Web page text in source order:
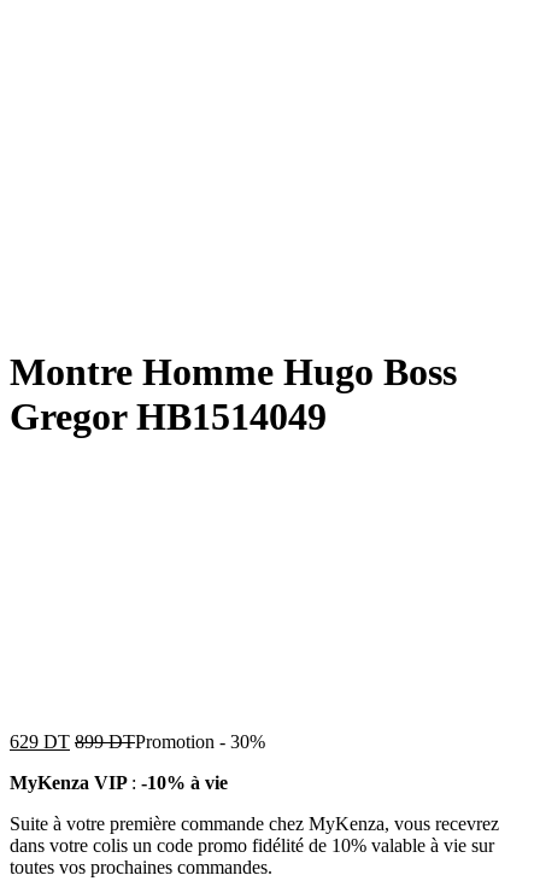
Montre Homme Hugo Boss
Gregor HB1514049
629 DT 899DTPromotion - 30%
MyKenza VIP : -10% à vie
Suite à votre première commande chez MyKenza, vous recevrez
dans votre colis un code promo fidélité de 10% valable à vie sur
toutes vos prochaines commandes.